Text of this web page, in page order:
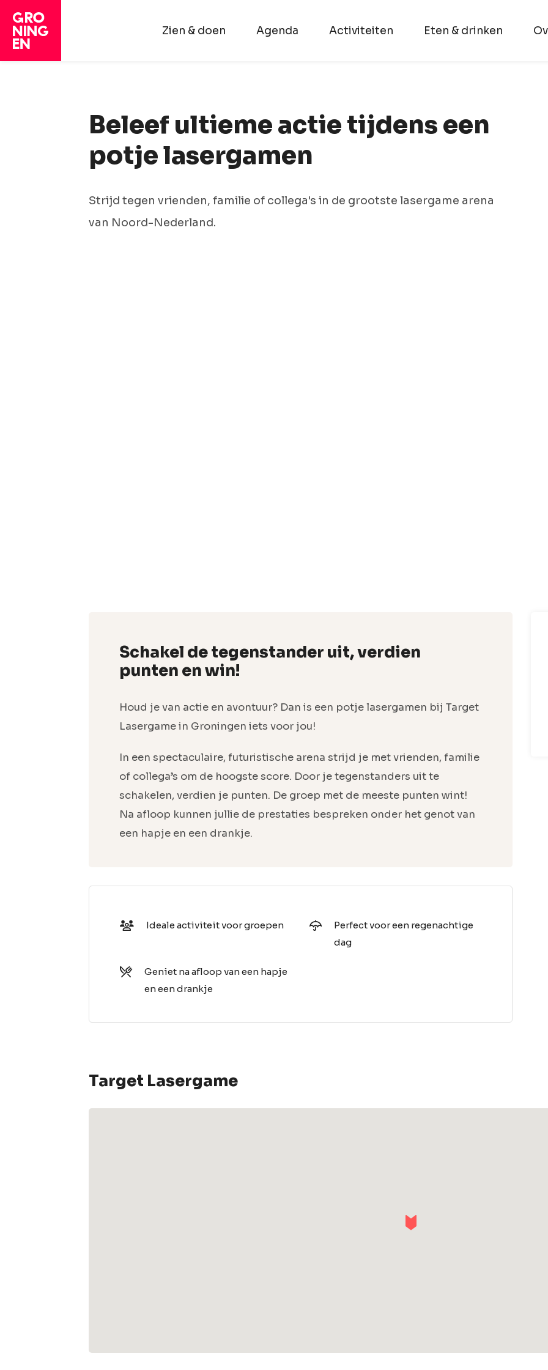
Zien & doen Agenda Activiteiten Eten & drinken
Beleef ultieme actie tijdens een
potje lasergamen
Strijd tegen vrienden, familie of collega's in de grootste lasergame arena
van Noord-Nederland.
Schakel de tegenstander uit, verdien
punten en win!
Houd je van actie en avontuur? Dan is een potje lasergamen bij Target
Lasergame in Groningen iets voor jou!
In een spectaculaire, futuristische arena strijd je met vrienden, familie
of collega’s om de hoogste score. Door je tegenstanders uit te
schakelen, verdien je punten. De groep met de meeste punten wint!
Na afloop kunnen jullie de prestaties bespreken onder het genot van
een hapje en een drankje.
Ideale activiteit voor groepen
Perfect voor een regenachtige
dag
Geniet na afloop van een hapje
en een drankje
Target Lasergame